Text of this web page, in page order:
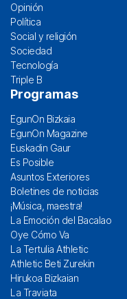
Opinión
Política
Social y religión
Sociedad
Tecnología
Triple B
Programas
EgunOn Bizkaia
EgunOn Magazine
Euskadin Gaur
Es Posible
Asuntos Exteriores
Boletines de noticias
¡Música, maestra!
La Emoción del Bacalao
Oye Cómo Va
La Tertulia Athletic
Athletic Beti Zurekin
Hirukoa Bizkaian
La Traviata